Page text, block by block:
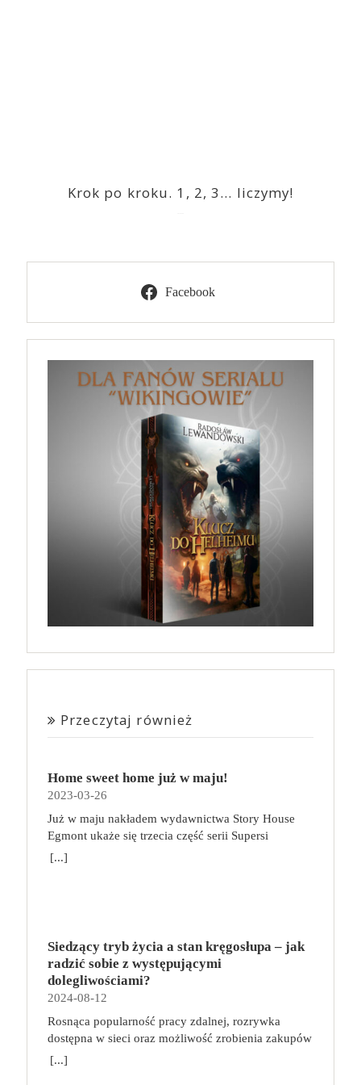
Krok po kroku. 1, 2, 3… liczymy!
Facebook
Przeczytaj również
Home sweet home już w maju!
2023-03-26
Już w maju nakładem wydawnictwa Story House
Egmont ukaże się trzecia część serii Supersi
scenarzysty Frederic Maupome. Ten tom nosi tytuł
przed odkryciem, kim są. W tej serii autorzy
podejmują takie tematy, jak poszukiwanie
tożsamości, rodziny, samotności i odmienności pod
przykrywką opowieści o superbohaterach. W
trzecim tomie rodzeństwo znalazło się w policyjnym
potrzasku. Dzieci są ścigane, dlatego będą musiały
opuścić swój dom i znaleźć nowe schronienie…
[...]
Siedzący tryb życia a stan kręgosłupa – jak
radzić sobie z występującymi
dolegliwościami?
2024-08-12
Rosnąca popularność pracy zdalnej, rozrywka
dostępna w sieci oraz możliwość zrobienia zakupów
online sprawiają, że zmniejsza się nasza aktywność
[...]